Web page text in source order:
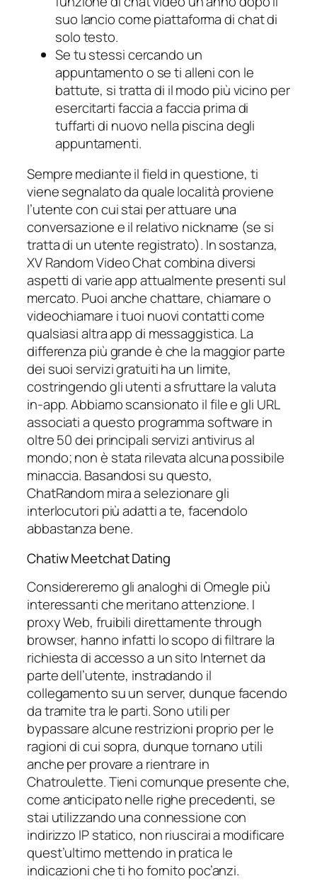
suo lancio come piattaforma di chat di
solo testo.
Se tu stessi cercando un
appuntamento o se ti alleni con le
battute, si tratta di il modo più vicino per
esercitarti faccia a faccia prima di
tuffarti di nuovo nella piscina degli
appuntamenti.
Sempre mediante il field in questione, ti
viene segnalato da quale località proviene
l’utente con cui stai per attuare una
conversazione e il relativo nickname (se si
tratta di un utente registrato). In sostanza,
XV Random Video Chat combina diversi
aspetti di varie app attualmente presenti sul
mercato. Puoi anche chattare, chiamare o
videochiamare i tuoi nuovi contatti come
qualsiasi altra app di messaggistica. La
differenza più grande è che la maggior parte
dei suoi servizi gratuiti ha un limite,
costringendo gli utenti a sfruttare la valuta
in-app. Abbiamo scansionato il file e gli URL
associati a questo programma software in
oltre 50 dei principali servizi antivirus al
mondo; non è stata rilevata alcuna possibile
minaccia. Basandosi su questo,
ChatRandom mira a selezionare gli
interlocutori più adatti a te, facendolo
abbastanza bene.
Chatiw Meetchat Dating
Considereremo gli analoghi di Omegle più
interessanti che meritano attenzione. I
proxy Web, fruibili direttamente through
browser, hanno infatti lo scopo di filtrare la
richiesta di accesso a un sito Internet da
parte dell’utente, instradando il
collegamento su un server, dunque facendo
da tramite tra le parti. Sono utili per
bypassare alcune restrizioni proprio per le
ragioni di cui sopra, dunque tornano utili
anche per provare a rientrare in
Chatroulette. Tieni comunque presente che,
come anticipato nelle righe precedenti, se
stai utilizzando una connessione con
indirizzo IP statico, non riuscirai a modificare
quest’ultimo mettendo in pratica le
indicazioni che ti ho fornito poc’anzi.